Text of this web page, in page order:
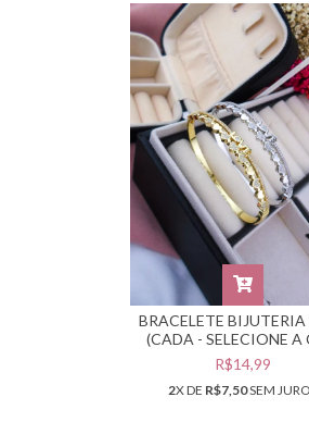
BRACELETE BIJUTERIA
(CADA - SELECIONE A
DESEJADA)R$14,99
2X DE R$7,50SEM